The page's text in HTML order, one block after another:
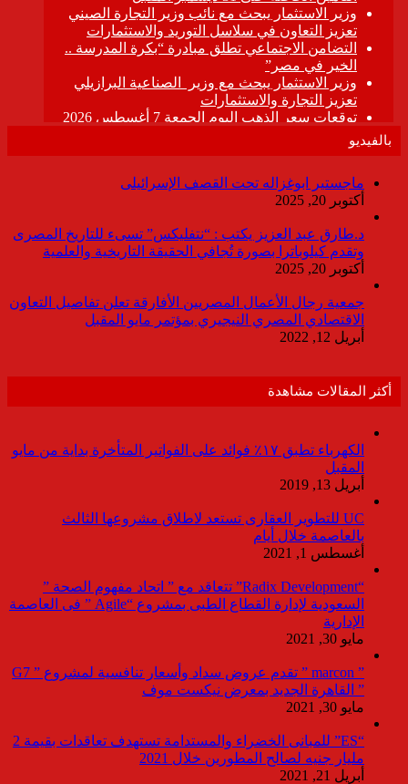
بالفيديو
ماجستير ابوغزاله تحت القصف الإسرائيلى
أكتوبر 20, 2025
د.طارق عبد العزيز يكتب : “نتفليكس” تسىء للتاريخ المصرى
وتقدم كيلوباترا بصورة تُجافي الحقيقة التاريخية والعلمية
أكتوبر 20, 2025
جمعية رجال الأعمال المصريين الأفارقة تعلن تفاصيل التعاون
الاقتصادي المصري النيجيري بمؤتمر مايو المقبل
أبريل 12, 2022
أكثر المقالات مشاهدة
الكهرباء تطبق ١٧٪ فوائد على الفواتير المتأخرة بداية من مايو
المقبل
أبريل 13, 2019
UC للتطوير العقارى تستعد لاطلاق مشروعها الثالث
بالعاصمة خلال أيام
أغسطس 1, 2021
“Radix Development” تتعاقد مع ” اتحاد مفهوم الصحة ”
السعودية لإدارة القطاع الطبى بمشروع “Agile ” فى العاصمة
الإدارية
مايو 30, 2021
” marcon ” تقدم عروض سداد وأسعار تنافسية لمشروع ” G7
” القاهرة الجديد بمعرض نيكست موف
مايو 30, 2021
“ES” للمبانى الخضراء والمستدامة تستهدف تعاقدات بقيمة 2
مليار جنيه لصالح المطورين خلال 2021
أبريل 21, 2021